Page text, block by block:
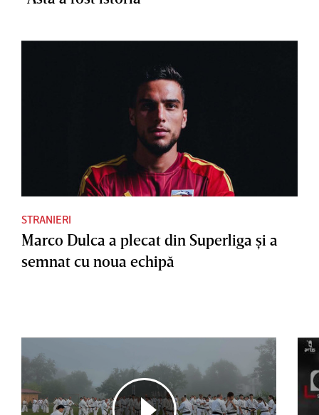
STRANIERI
Marco Dulca a plecat din Superliga şi a
semnat cu noua echipă